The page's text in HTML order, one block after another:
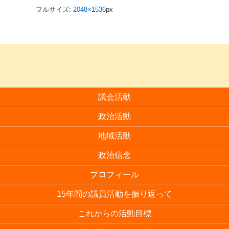
フルサイズ: 2048×1536px
議会活動
政治活動
地域活動
政治信念
プロフィール
15年間の議員活動を振り返って
これからの活動目標